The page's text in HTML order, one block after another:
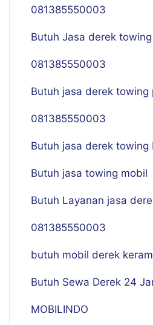
081385550003
Butuh Jasa derek
081385550003
Butuh jasa derek towing
081385550003
Butuh jasa derek towing
Butuh jasa towing mobil
Butuh Layanan jasa
081385550003
butuh mobil derek
Butuh Sewa Derek 24
MOBILINDO